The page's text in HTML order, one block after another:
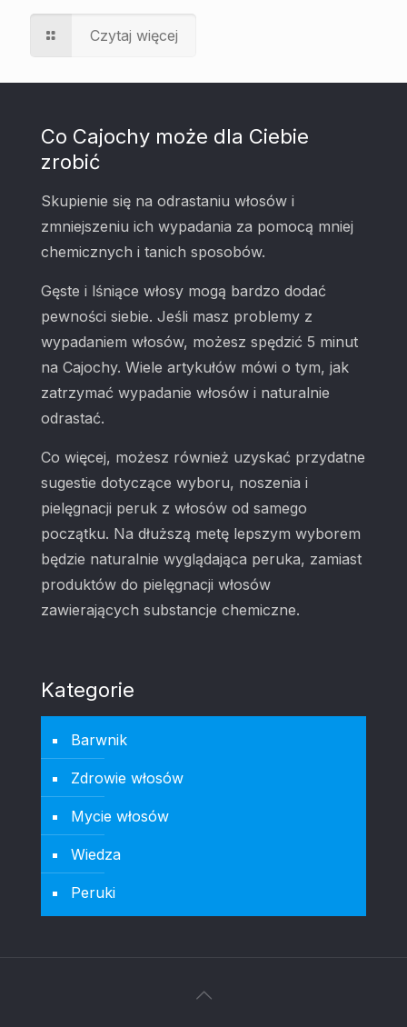
Czytaj więcej
Co Cajochy może dla Ciebie
zrobić
Skupienie się na odrastaniu włosów i
zmniejszeniu ich wypadania za pomocą mniej
chemicznych i tanich sposobów.
Gęste i lśniące włosy mogą bardzo dodać
pewności siebie. Jeśli masz problemy z
wypadaniem włosów, możesz spędzić 5 minut
na Cajochy. Wiele artykułów mówi o tym, jak
zatrzymać wypadanie włosów i naturalnie
odrastać.
Co więcej, możesz również uzyskać przydatne
sugestie dotyczące wyboru, noszenia i
pielęgnacji peruk z włosów od samego
początku. Na dłuższą metę lepszym wyborem
będzie naturalnie wyglądająca peruka, zamiast
produktów do pielęgnacji włosów
zawierających substancje chemiczne.
Kategorie
Barwnik
Zdrowie włosów
Mycie włosów
Wiedza
Peruki